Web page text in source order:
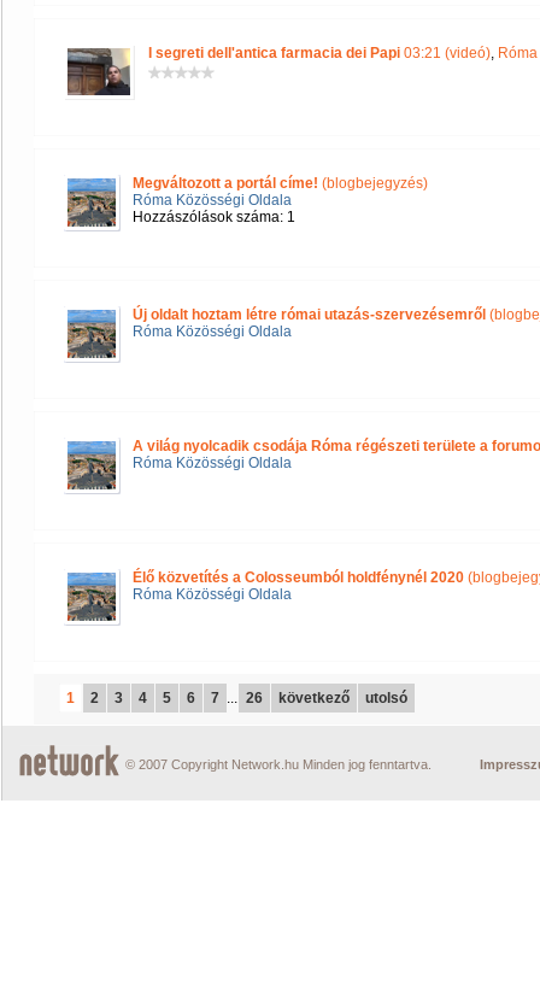
I segreti dell'antica farmacia dei Papi 03:21 (videó),
Megváltozott a portál címe! (blogbejegyzés)
Róma Közösségi Oldala
Hozzászólások száma: 1
Új oldalt hoztam létre római utazás-szervezésemről
Róma Közösségi Oldala
A világ nyolcadik csodája Róma régészeti területe a
Róma Közösségi Oldala
Élő közvetítés a Colosseumból holdfénynél 2020
Róma Közösségi Oldala
1 2 3 4 5 6 7 ... 26 következő utolsó
© 2007 Copyright Network.hu Minden jog fenntartva.